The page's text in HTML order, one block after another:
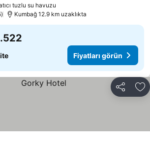
tuzlu su havuzu
Kumbağ 12.9 km uzaklıkta
Fiyatları görün
Paylaş